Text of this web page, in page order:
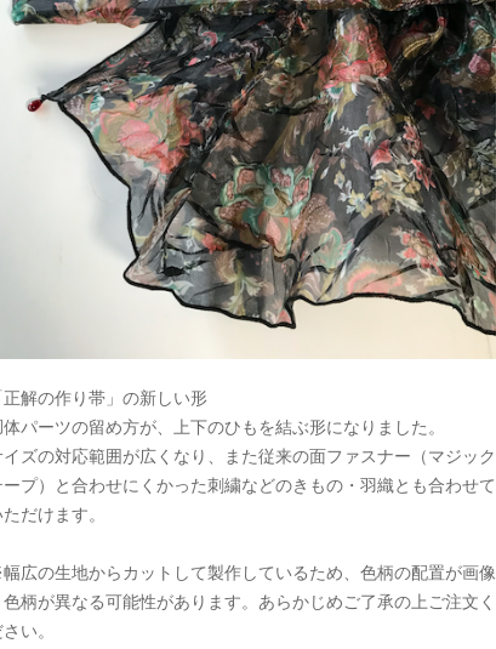
解の作り帯」の新しい形
パーツの留め方が、上下のひもを結ぶ形になりました。
ズの対応範囲が広くなり、また従来の面ファスナー（マジック
プ）と合わせにくかった刺繍などのきもの・羽織とも合わせて
だけます。
広の生地からカットして製作しているため、色柄の配置が画像
柄が異なる可能性があります。あらかじめご了承の上ご注文く
い。